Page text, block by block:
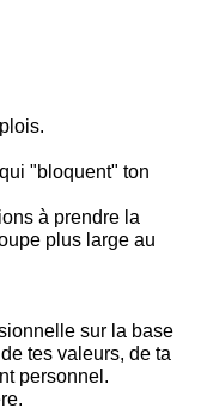
"bloquent" ton
à prendre la
plus large au
sur la base
tes valeurs, de ta
personnel.